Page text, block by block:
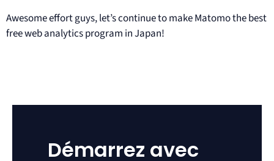
Awesome effort guys, let’s continue to make Matomo the best
free web analytics program in Japan!
Démarrez avec